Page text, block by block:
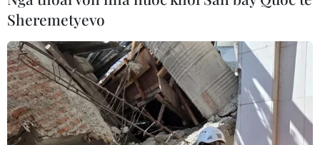
CƠ QUAN CHỦ QUẢN: THÔNG TẤN XÃ VIỆT NAM
Tổng Biên tập: TRẦN TIẾN DUẨN
Phó Tổng Biên tập: NGUYỄN THỊ TÁM, KHÚC THANH
Sheremetyevo